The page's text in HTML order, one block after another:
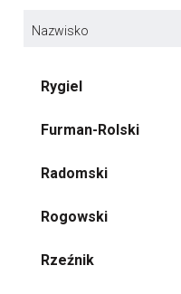
Nazwisko
Rygiel
Furman-Rolski
Radomski
Rogowski
Rzeźnik